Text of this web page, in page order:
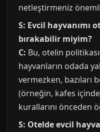
netleştirmeniz
S: Evcil hayvanımı
bırakabilir miyim?
C: Bu, otelin
hayvanların odada
vermezken, bazıları
(örneğin, kafes
kurallarını önceden
S: Otelde evcil